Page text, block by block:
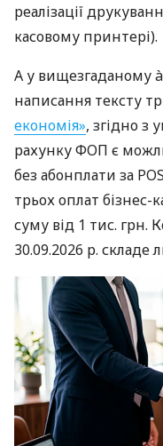
реалізації
касовому принтері).
А у вищезгаданому
написання тексту
економія», згідно з
рахунку ФОП є
без абонплати за
трьох оплат
суму від 1 тис. грн.
30.09.2026 р. складе